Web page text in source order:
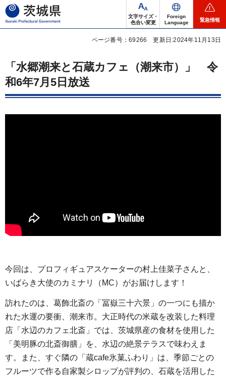
茨城県
文字サイズ・
色合い変更
Foreign
Language
緊急情報
ページ番号：69266 更新日:2024年11月13日
「水郷潮来と石蔵カフェ（潮来市）」
令
和6年7月5日放送
今回は、プロフィギュアスケーターの村上佳菜子さんと、
いばらき大使のカミナリ（MC）がお届けします！
訪れたのは、葛飾北斎の「冨嶽三十六景」の一つにも描か
れた水運の要衝、潮来市。大正時代の米蔵を改装した料理
店「水辺のカフェ北斎」では、茨城県産の食材を使用した
「美明豚の北斎御膳」を、水辺の絶景テラスで味わえま
す。また、すぐ隣の「蔵cafe氷菓ふわり」は、季節ごとの
フルーツで作る自家製シロップが評判の、石蔵を活用した